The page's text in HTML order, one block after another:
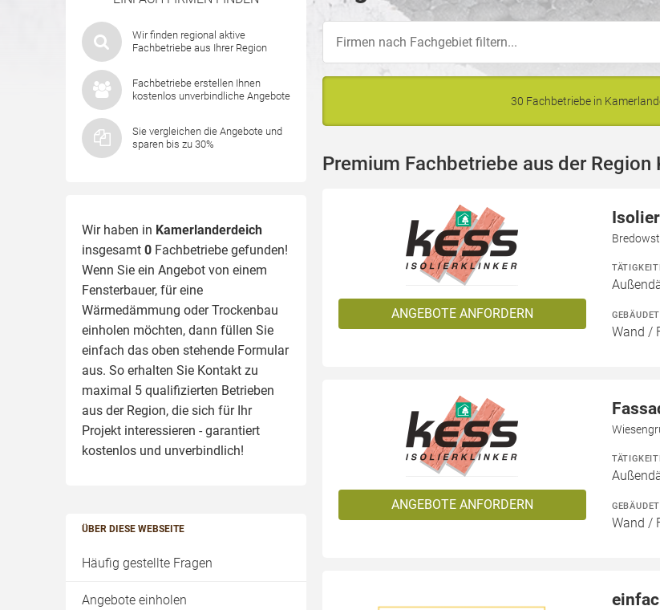
Wir finden regional aktive
Fachbetriebe aus Ihrer Region
Fachbetriebe erstellen Ihnen
kostenlos unverbindliche Angebote
Sie vergleichen die Angebote und
sparen bis zu 30%
Wir haben in Kamerlanderdeich
insgesamt 0 Fachbetriebe gefunden!
Wenn Sie ein Angebot von einem
Fensterbauer, für eine
Wärmedämmung oder Trockenbau
einholen möchten, dann füllen Sie
einfach das oben stehende Formular
aus. So erhalten Sie Kontakt zu
maximal 5 qualifizierten Betrieben
aus der Region, die sich für Ihr
Projekt interessieren - garantiert
kostenlos und unverbindlich!
ÜBER DIESE WEBSEITE
Häufig gestellte Fragen
Angebote einholen
30 Fachbetriebe in
Premium Fachbetriebe aus der Region
ANGEBOTE ANFORDERN
Wand /
ANGEBOTE ANFORDERN
Wand /